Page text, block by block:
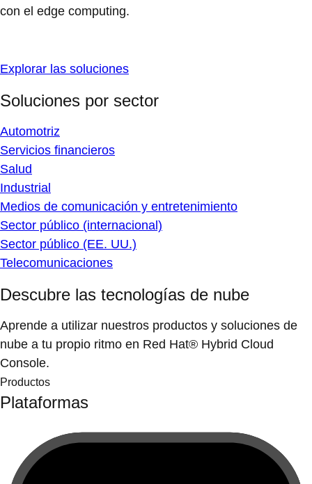
con el edge computing.
Explorar las soluciones
Soluciones por sector
Automotriz
Servicios financieros
Salud
Industrial
Medios de comunicación y entretenimiento
Sector público (internacional)
Sector público (EE. UU.)
Telecomunicaciones
Descubre las tecnologías de nube
Aprende a utilizar nuestros productos y soluciones de
nube a tu propio ritmo en Red Hat® Hybrid Cloud
Console.
Productos
Plataformas